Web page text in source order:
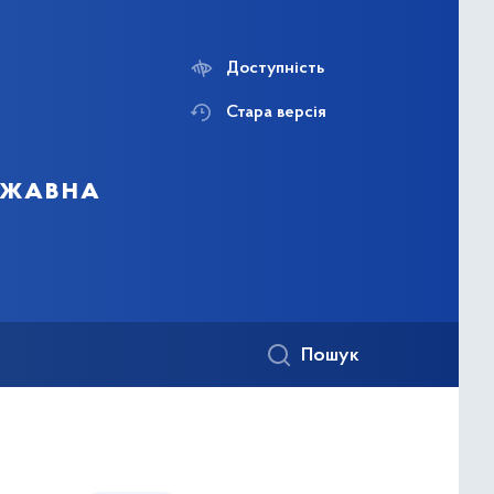
Доступність
Стара версія
Пошук